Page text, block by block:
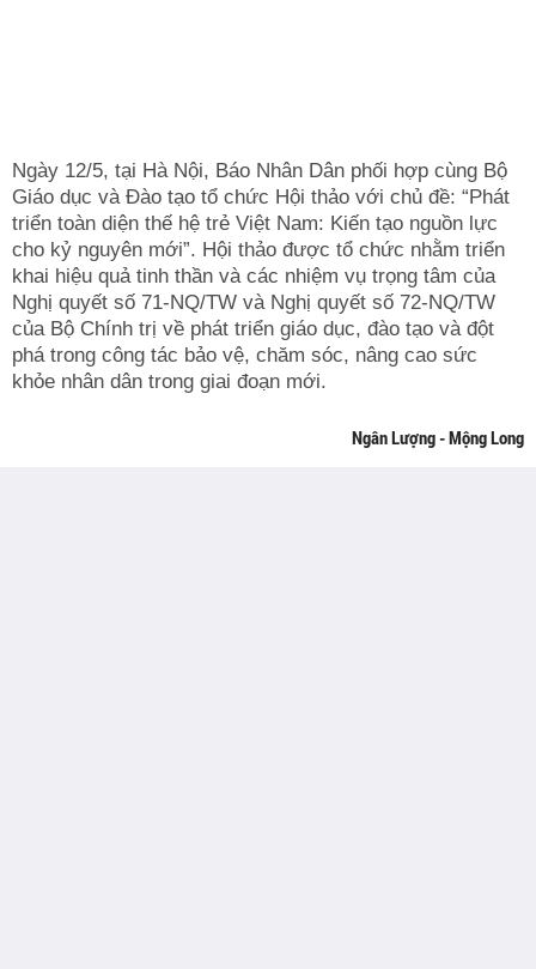
Ngày 12/5, tại Hà Nội, Báo Nhân Dân phối hợp cùng Bộ
Giáo dục và Đào tạo tổ chức Hội thảo với chủ đề: “Phát
triển toàn diện thế hệ trẻ Việt Nam: Kiến tạo nguồn lực
cho kỷ nguyên mới”. Hội thảo được tổ chức nhằm triển
khai hiệu quả tinh thần và các nhiệm vụ trọng tâm của
Nghị quyết số 71-NQ/TW và Nghị quyết số 72-NQ/TW
của Bộ Chính trị về phát triển giáo dục, đào tạo và đột
phá trong công tác bảo vệ, chăm sóc, nâng cao sức
khỏe nhân dân trong giai đoạn mới.
Ngân Lượng - Mộng Long